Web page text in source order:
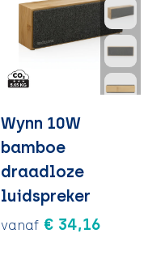
Wynn 10W
bamboe
draadloze
luidspreker
vanaf € 34,16